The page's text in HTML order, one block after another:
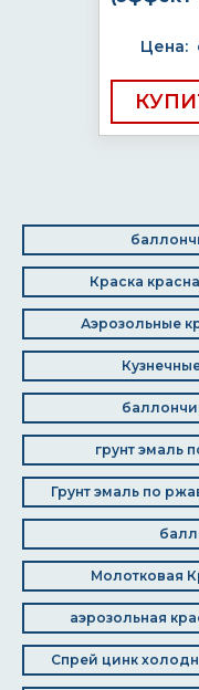
Цена:
Краска
Аэрозольные
грунт эмаль
Грунт эмаль по
Молотковая
аэрозольная
Спрей цинк